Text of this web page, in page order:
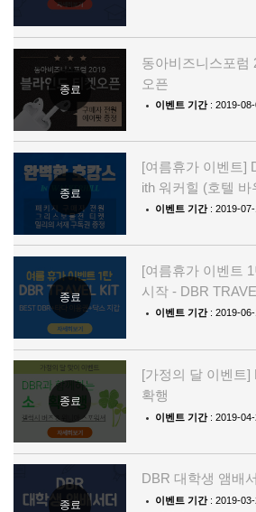
종료
동아비즈니스포럼
오픈
이벤트 기간: 2019-08-
종료
[여름휴가 이벤트]
ith 워커힐 (호텔
이벤트 기간: 2019-07-
종료
[여름휴가 이벤트
시작 - DBR
이벤트 기간: 2019-06-
종료
[가정의 달 이벤트]
확행
이벤트 기간: 2019-04-
종료
DBR 대학생 앰배
이벤트 기간: 2019-03-